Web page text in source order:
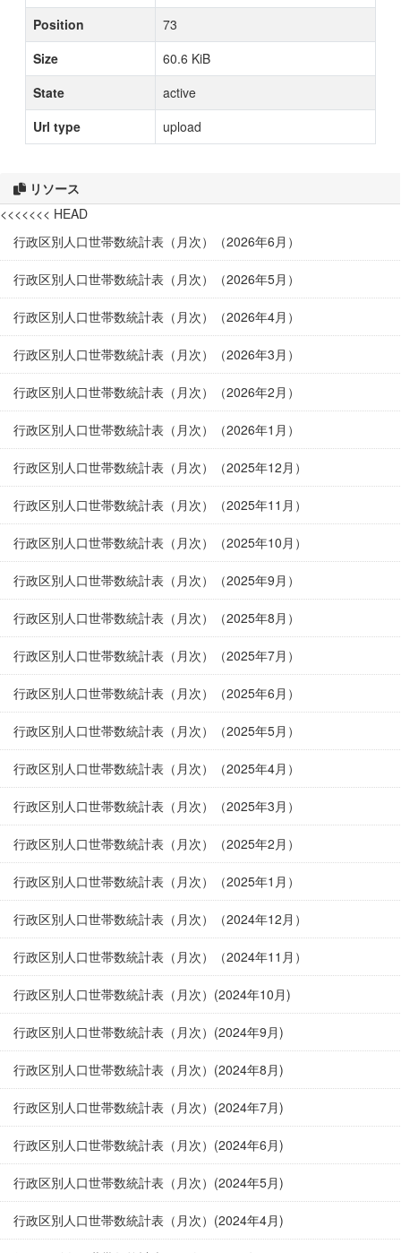
リソース
<<<<<<< HEAD
行政区別人口世帯数統計表（月次）（2026年6月）
行政区別人口世帯数統計表（月次）（2026年5月）
行政区別人口世帯数統計表（月次）（2026年4月）
行政区別人口世帯数統計表（月次）（2026年3月）
行政区別人口世帯数統計表（月次）（2026年2月）
行政区別人口世帯数統計表（月次）（2026年1月）
行政区別人口世帯数統計表（月次）（2025年12月）
行政区別人口世帯数統計表（月次）（2025年11月）
行政区別人口世帯数統計表（月次）（2025年10月）
行政区別人口世帯数統計表（月次）（2025年9月）
行政区別人口世帯数統計表（月次）（2025年8月）
行政区別人口世帯数統計表（月次）（2025年7月）
行政区別人口世帯数統計表（月次）（2025年6月）
行政区別人口世帯数統計表（月次）（2025年5月）
行政区別人口世帯数統計表（月次）（2025年4月）
行政区別人口世帯数統計表（月次）（2025年3月）
行政区別人口世帯数統計表（月次）（2025年2月）
行政区別人口世帯数統計表（月次）（2025年1月）
行政区別人口世帯数統計表（月次）（2024年12月）
行政区別人口世帯数統計表（月次）（2024年11月）
行政区別人口世帯数統計表（月次）(2024年10月)
行政区別人口世帯数統計表（月次）(2024年9月)
行政区別人口世帯数統計表（月次）(2024年8月)
行政区別人口世帯数統計表（月次）(2024年7月)
行政区別人口世帯数統計表（月次）(2024年6月)
行政区別人口世帯数統計表（月次）(2024年5月)
行政区別人口世帯数統計表（月次）(2024年4月)
Position
73
Size
60.6 KiB
State
active
Url type
upload